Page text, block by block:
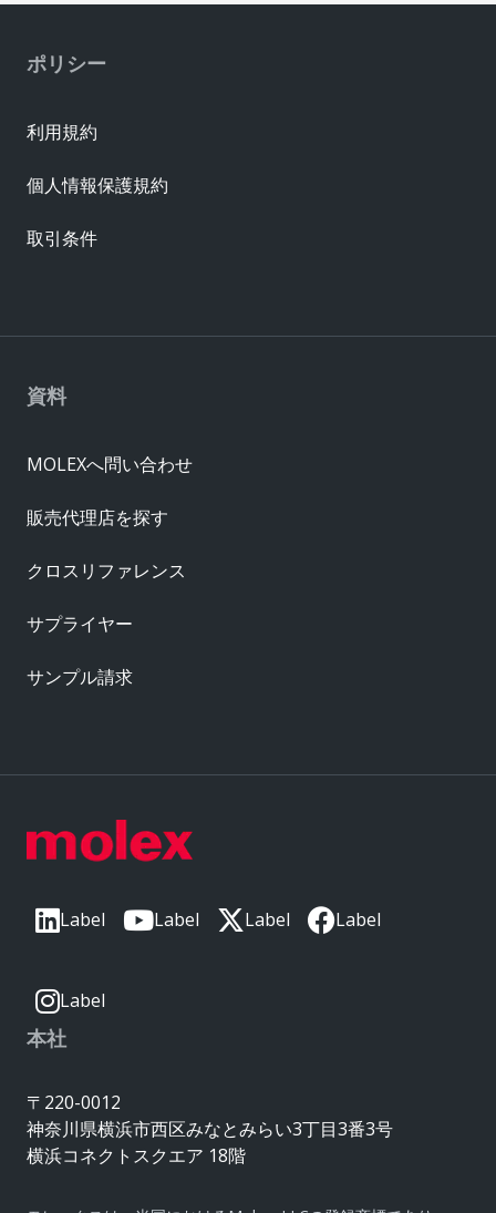
Label Label Label Label
Label
本社
〒220-0012
神奈川県横浜市西区みなとみらい3丁目3番3号
横浜コネクトスクエア 18階
資料
MOLEXへ問い合わせ
販売代理店を探す
クロスリファレンス
サプライヤー
サンプル請求
ポリシー
利用規約
個人情報保護規約
取引条件